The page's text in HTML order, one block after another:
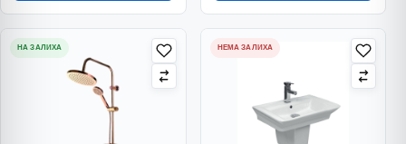
НА ЗАЛИХА НЕМА ЗАЛИХА